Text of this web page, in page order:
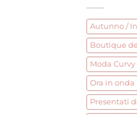
Autunno /
Boutique
Moda Curvy
Ora in onda
Presentati